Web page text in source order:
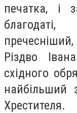
печатка, і
Різдво
східного
найбільший
Хрестителя.